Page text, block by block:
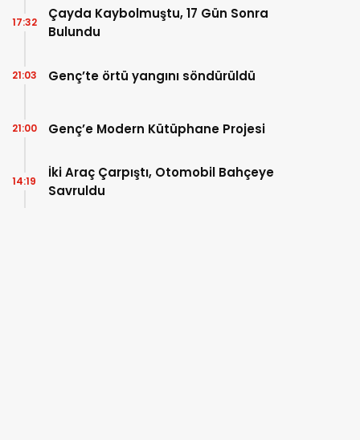
Çayda Kaybolmuştu, 17 Gün Sonra
Bulundu
17:32
Genç’te örtü yangını söndürüldü
21:03
Genç’e Modern Kütüphane Projesi
21:00
İki Araç Çarpıştı, Otomobil Bahçeye
Savruldu
14:19